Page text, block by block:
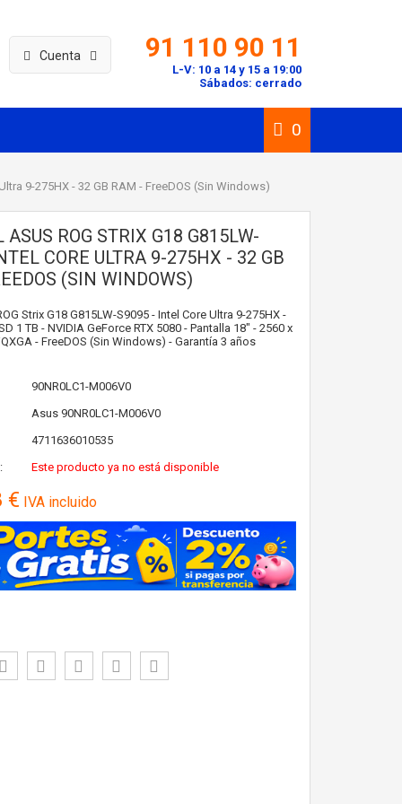
Cuenta 91 110 90 11
L-V: 10 a 14 y 15 a 19:00
Sábados: cerrado
0
9-275HX - 32 GB RAM - FreeDOS (Sin Windows)
ASUS ROG STRIX G18 G815LW-
CORE ULTRA 9-275HX - 32 GB
(SIN WINDOWS)
Strix G18 G815LW-S9095 - Intel Core Ultra 9-275HX -
1 TB - NVIDIA GeForce RTX 5080 - Pantalla 18" - 2560 x
- FreeDOS (Sin Windows) - Garantía 3 años
90NR0LC1-M006V0
Asus 90NR0LC1-M006V0
4711636010535
Este producto ya no está disponible
€ IVA incluido